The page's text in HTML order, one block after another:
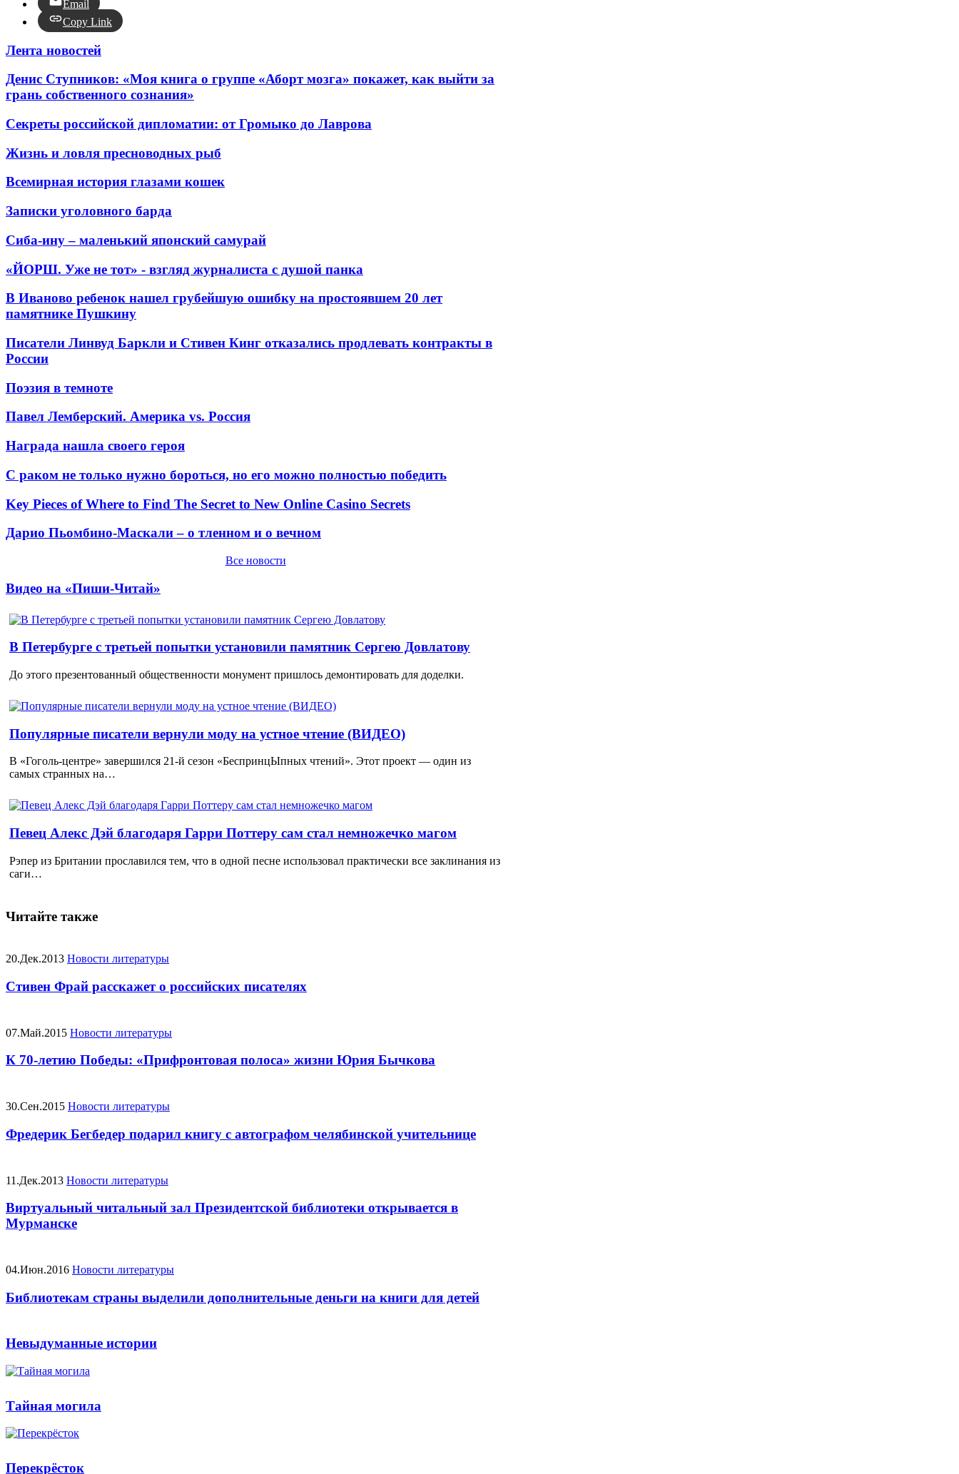
Email
Copy Link
Лента новостей
Денис Ступников: «Моя книга о группе «Аборт мозга» покажет, как выйти за
грань собственного сознания»
Секреты российской дипломатии: от Громыко до Лаврова
Жизнь и ловля пресноводных рыб
Всемирная история глазами кошек
Записки уголовного барда
Сиба-ину – маленький японский самурай
«ЙОРШ. Уже не тот» - взгляд журналиста с душой панка
В Иваново ребенок нашел грубейшую ошибку на простоявшем 20 лет
памятнике Пушкину
Писатели Линвуд Баркли и Стивен Кинг отказались продлевать контракты в
России
Поэзия в темноте
Павел Лемберский. Америка vs. Россия
Награда нашла своего героя
С раком не только нужно бороться, но его можно полностью победить
Key Pieces of Where to Find The Secret to New Online Casino Secrets
Дарио Пьомбино-Маскали – о тленном и о вечном
Все новости
Видео на «Пиши-Читай»
В Петербурге с третьей попытки установили памятник Сергею Довлатову
До этого презентованный общественности монумент пришлось демонтировать для доделки.
Популярные писатели вернули моду на устное чтение (ВИДЕО)
В «Гоголь-центре» завершился 21-й сезон «БеспринцЫпных чтений». Этот проект — один из
самых странных на…
Певец Алекс Дэй благодаря Гарри Поттеру сам стал немножечко магом
Рэпер из Британии прославился тем, что в одной песне использовал практически все заклинания из
саги…
Читайте также
20.Дек.2013 Новости литературы
Стивен Фрай расскажет о российских писателях
07.Май.2015 Новости литературы
К 70-летию Победы: «Прифронтовая полоса» жизни Юрия Бычкова
30.Сен.2015 Новости литературы
Фредерик Бегбедер подарил книгу с автографом челябинской учительнице
11.Дек.2013 Новости литературы
Виртуальный читальный зал Президентской библиотеки открывается в
Мурманске
04.Июн.2016 Новости литературы
Библиотекам страны выделили дополнительные деньги на книги для детей
Невыдуманные истории
Тайная могила
Перекрёсток